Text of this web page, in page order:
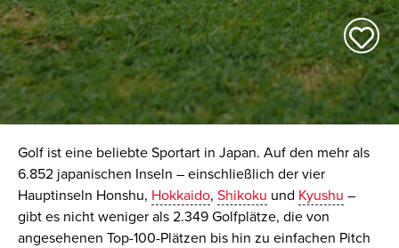
Golf ist eine beliebte Sportart in Japan. Auf den mehr als
6.852 japanischen Inseln – einschließlich der vier
Hauptinseln Honshu, Hokkaido, Shikoku und Kyushu –
gibt es nicht weniger als 2.349 Golfplätze, die von
angesehenen Top-100-Plätzen bis hin zu einfachen Pitch